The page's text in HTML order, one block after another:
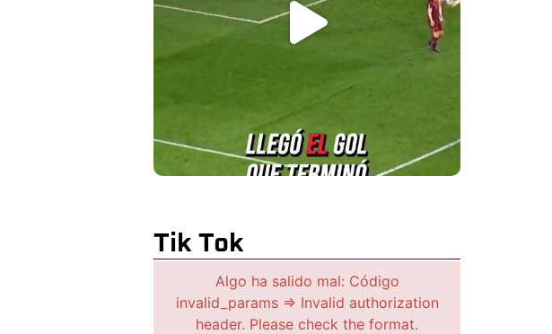
Tik Tok
Algo ha salido mal: Código
invalid_params => Invalid authorization
header. Please check the format.